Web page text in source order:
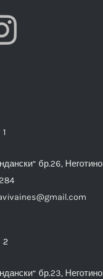
бр.26, Неготино
2
бр.23, Неготино